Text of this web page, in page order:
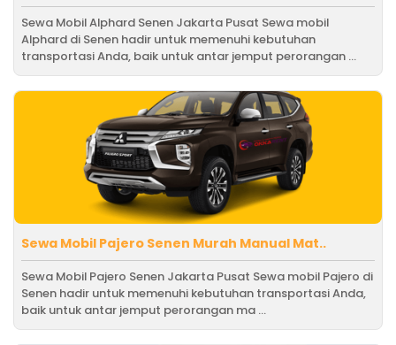
Sewa Mobil Alphard Senen Jakarta Pusat Sewa mobil
Alphard di Senen hadir untuk memenuhi kebutuhan
transportasi Anda, baik untuk antar jemput perorangan ...
Sewa Mobil Pajero Senen Murah Manual Mat..
Sewa Mobil Pajero Senen Jakarta Pusat Sewa mobil Pajero di
Senen hadir untuk memenuhi kebutuhan transportasi Anda,
baik untuk antar jemput perorangan ma ...